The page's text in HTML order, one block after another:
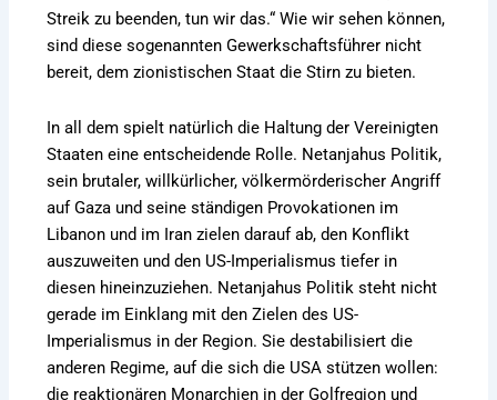
Streik zu beenden, tun wir das.“ Wie wir sehen können,
sind diese sogenannten Gewerkschaftsführer nicht
bereit, dem zionistischen Staat die Stirn zu bieten.
In all dem spielt natürlich die Haltung der Vereinigten
Staaten eine entscheidende Rolle. Netanjahus Politik,
sein brutaler, willkürlicher, völkermörderischer Angriff
auf Gaza und seine ständigen Provokationen im
Libanon und im Iran zielen darauf ab, den Konflikt
auszuweiten und den US-Imperialismus tiefer in
diesen hineinzuziehen. Netanjahus Politik steht nicht
gerade im Einklang mit den Zielen des US-
Imperialismus in der Region. Sie destabilisiert die
anderen Regime, auf die sich die USA stützen wollen:
die reaktionären Monarchien in der Golfregion und